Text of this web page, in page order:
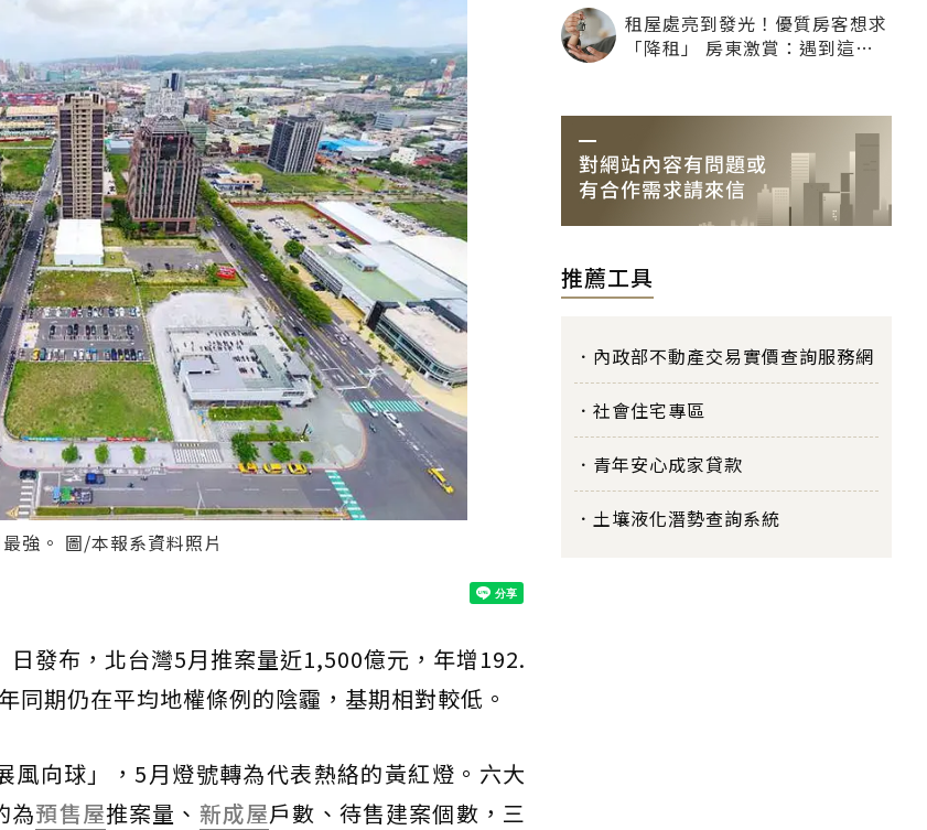
強。 圖/本報系資料照片
發布，北台灣5月推案量近1,500億元，年增192.
同期仍在平均地權條例的陰霾，基期相對較低。
風向球」，5月燈號轉為代表熱絡的黃紅燈。六大
為預售屋推案量、 新成屋戶數、待售建案個數，三
租屋處亮到發光！優質房客想求
「降租」 房東激賞：遇到這種
推薦工具
內政部不動產交易實價查詢服務網
社會住宅專區
青年安心成家貸款
土壤液化潛勢查詢系統